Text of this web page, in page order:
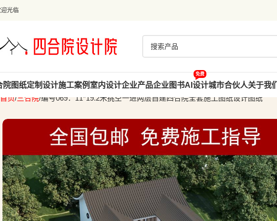
光临
院图纸定制设计施工案例 室内设计企业产品企业图书AI设计
免费
城市合伙人关于我们
首页 三合院 编号069：11*19.2米挑空一进两层自建四合院全套施工图纸设计图纸